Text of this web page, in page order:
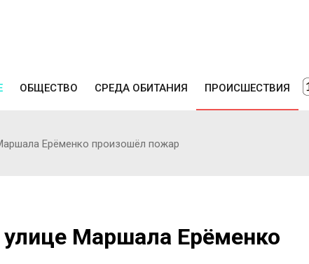
ОБЩЕСТВО СРЕДА ОБИТАНИЯ ПРОИСШЕСТВИЯ
Ерёменко произошёл пожар
Маршала Ерёменко